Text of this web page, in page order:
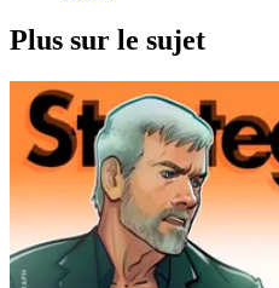
Plus sur le sujet